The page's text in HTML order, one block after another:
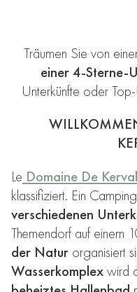
Träumen Sie von
einer 4-Sterne-
Unterkünfte oder
Le Domaine De
klassifiziert. Ein
verschiedenen
Themendorf auf einem
der Natur organisiert
Wasserkomplexwird